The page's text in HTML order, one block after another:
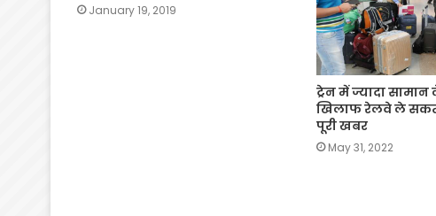
January 19, 2019
ट्रेन में ज्यादा
खिलाफ रेलवे ले
पूरी खबर
May 31, 2022